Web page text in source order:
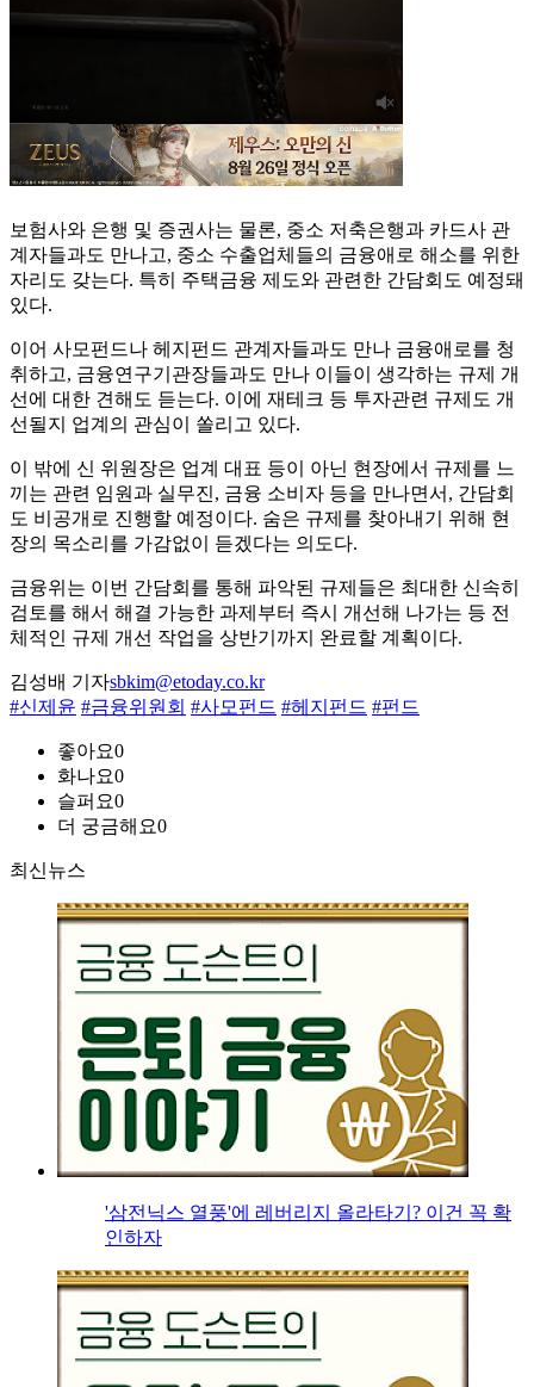
보험사와 은행 및 증권사는 물론, 중소 저축은행과 카드사 관
계자들과도 만나고, 중소 수출업체들의 금융애로 해소를 위한
자리도 갖는다. 특히 주택금융 제도와 관련한 간담회도 예정돼
있다.
이어 사모펀드나 헤지펀드 관계자들과도 만나 금융애로를 청
취하고, 금융연구기관장들과도 만나 이들이 생각하는 규제 개
선에 대한 견해도 듣는다. 이에 재테크 등 투자관련 규제도 개
선될지 업계의 관심이 쏠리고 있다.
이 밖에 신 위원장은 업계 대표 등이 아닌 현장에서 규제를 느
끼는 관련 임원과 실무진, 금융 소비자 등을 만나면서, 간담회
도 비공개로 진행할 예정이다. 숨은 규제를 찾아내기 위해 현
장의 목소리를 가감없이 듣겠다는 의도다.
금융위는 이번 간담회를 통해 파악된 규제들은 최대한 신속히
검토를 해서 해결 가능한 과제부터 즉시 개선해 나가는 등 전
체적인 규제 개선 작업을 상반기까지 완료할 계획이다.
김성배 기자sbkim@etoday.co.kr
#신제윤 #금융위원회 #사모펀드 #헤지펀드 #펀드
좋아요0
화나요0
슬퍼요0
더 궁금해요0
최신뉴스
'삼전닉스 열풍'에 레버리지 올라타기? 이건 꼭 확
인하자